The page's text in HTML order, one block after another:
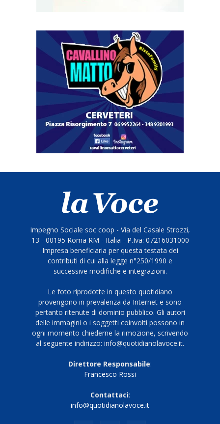
Impegno Sociale soc coop - Via del Casale Strozzi,
13 - 00195 Roma RM - Italia - P.Iva: 07216031000
Impresa beneficiaria per questa testata dei
contributi di cui alla legge n°250/1990 e
successive modifiche e integrazioni.
Le foto riprodotte in questo quotidiano
provengono in prevalenza da Internet e sono
pertanto ritenute di dominio pubblico. Gli autori
delle immagini o i soggetti coinvolti possono in
ogni momento chiederne la rimozione, scrivendo
al seguente indirizzo: info@quotidianolavoce.it.
Direttore Responsabile:
Francesco Rossi
Contattaci:
info@quotidianolavoce.it